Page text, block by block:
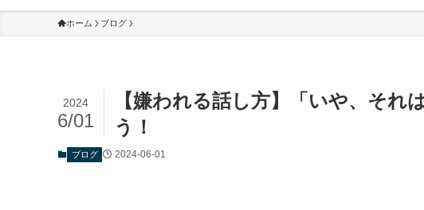
ホーム ブログ
【嫌われる話し方】「いや、それ
う！
2024
6/01
ブログ 2024-06-01